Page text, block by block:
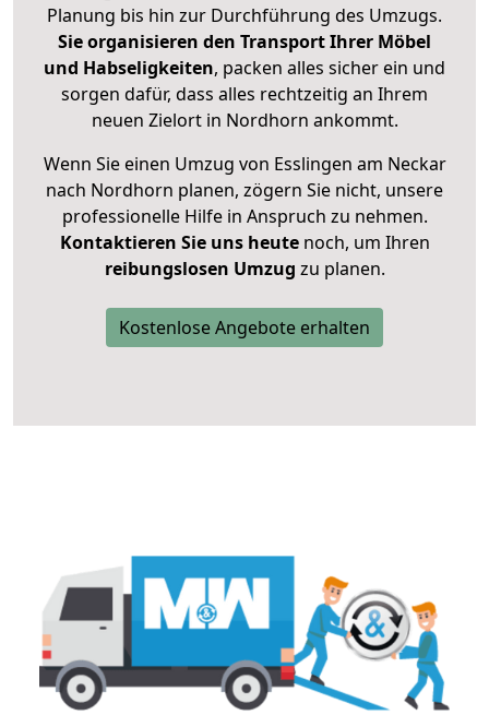
Planung bis hin zur Durchführung des Umzugs.
Sie organisieren den Transport Ihrer Möbel
und Habseligkeiten, packen alles sicher ein und
sorgen dafür, dass alles rechtzeitig an Ihrem
neuen Zielort in Nordhorn ankommt.
Wenn Sie einen Umzug von Esslingen am Neckar
nach Nordhorn planen, zögern Sie nicht, unsere
professionelle Hilfe in Anspruch zu nehmen.
Kontaktieren Sie uns heutenoch, um Ihren
reibungslosen Umzug zu planen.
Kostenlose Angebote erhalten